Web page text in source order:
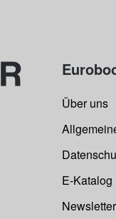
Über uns
E-Katalog
Newsletter